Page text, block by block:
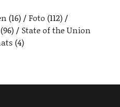
(16) Foto (112)
State of the Union
(4)